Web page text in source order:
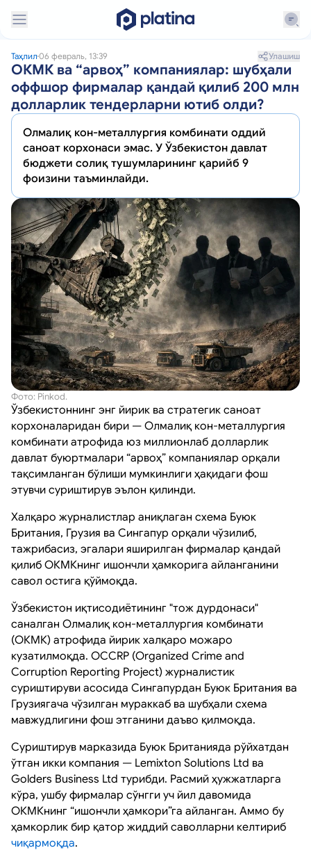
Таҳлил 06 февраль, 13:39 Улашиш
ОКМК ва “арвоҳ” компаниялар: шубҳали
оффшор фирмалар қандай қилиб 200 млн
долларлик тендерларни ютиб олди?
Олмалиқ кон-металлургия комбинати оддий
саноат корхонаси эмас. У Ўзбекистон давлат
бюджети солиқ тушумларининг қарийб 9
фоизини таъминлайди.
Фото: Pinkod.
Ўзбекистоннинг энг йирик ва стратегик саноат
корхоналаридан бири — Олмалиқ кон-металлургия
комбинати атрофида юз миллионлаб долларлик
давлат буюртмалари “арвоҳ” компаниялар орқали
тақсимланган бўлиши мумкинлиги ҳақидаги фош
этувчи суриштирув эълон қилинди.
Халқаро журналистлар аниқлаган схема Буюк
Британия, Грузия ва Сингапур орқали чўзилиб,
тажрибасиз, эгалари яширилган фирмалар қандай
қилиб ОКМКнинг ишончли ҳамкорига айланганини
савол остига қўймоқда.
Ўзбекистон иқтисодиётининг "тож дурдонаси"
саналган Олмалиқ кон-металлургия комбинати
(ОКМК) атрофида йирик халқаро можаро
кузатилмоқда. OCCRP (Organized Crime and
Corruption Reporting Project) журналистик
суриштируви асосида Сингапурдан Буюк Британия ва
Грузиягача чўзилган мураккаб ва шубҳали схема
мавжудлигини фош этганини даъво қилмоқда.
Суриштирув марказида Буюк Британияда рўйхатдан
ўтган икки компания — Lemixton Solutions Ltd ва
Golders Business Ltd турибди. Расмий ҳужжатларга
кўра, ушбу фирмалар сўнгги уч йил давомида
ОКМКнинг “ишончли ҳамкори”га айланган. Аммо бу
ҳамкорлик бир қатор жиддий саволларни келтириб
чиқармоқда.